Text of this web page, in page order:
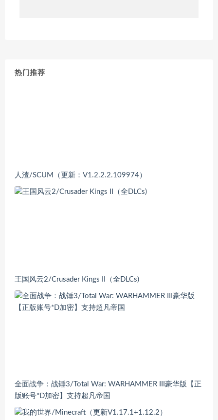
热门推荐
人渣/SCUM（更新：V1.2.2.2.109974）
王国风云2/Crusader Kings II（全DLCs)
全面战争：战锤3/Total War: WARHAMMER III豪华版【正
版账号*D加密】支持超凡帝国